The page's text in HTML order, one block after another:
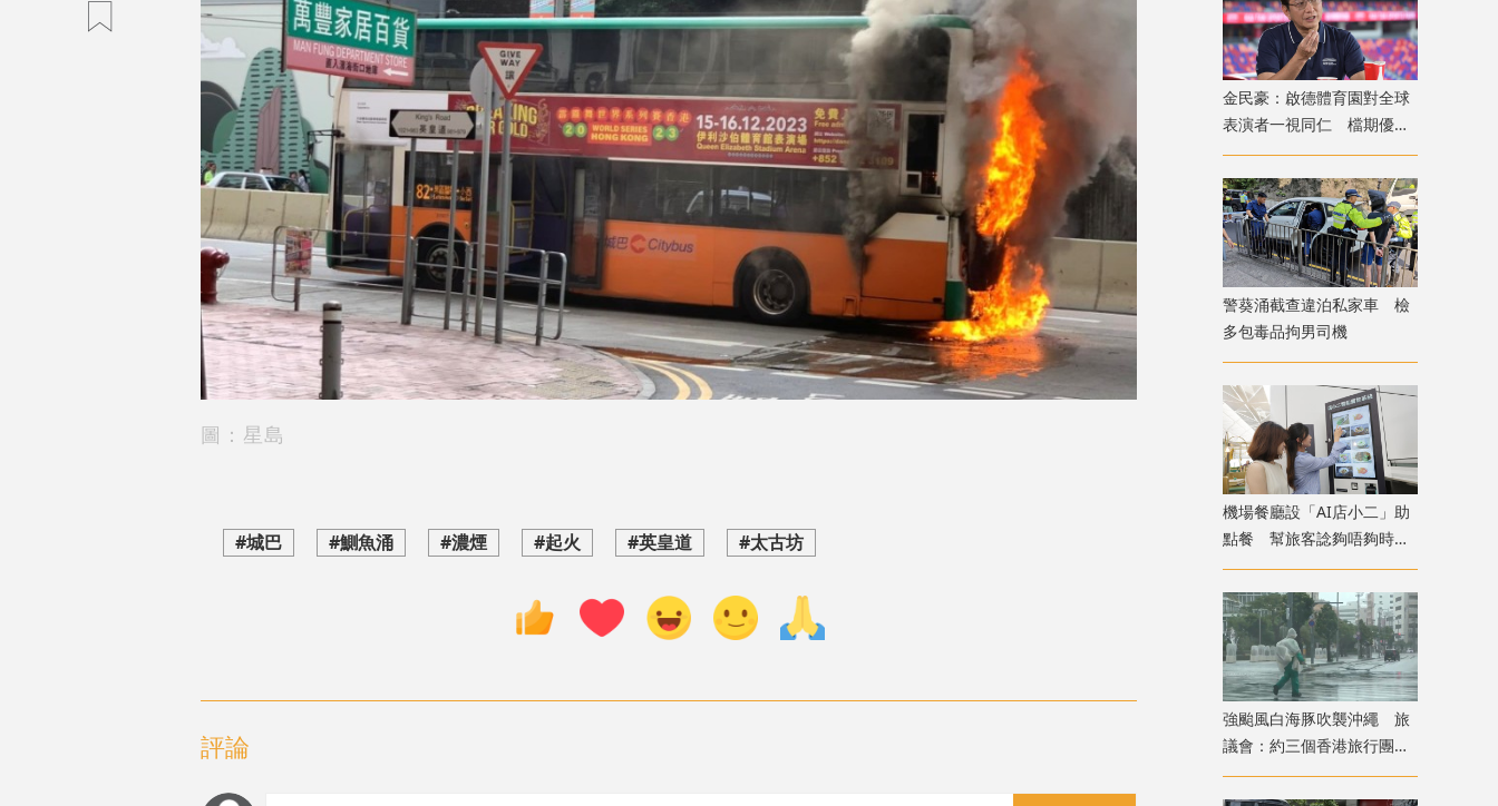
圖：星島
#城巴 #鰂魚涌 #濃煙 #起火 #英皇道 #太古坊
評論
金民豪：啟德體育園對全球
表演者一視同仁 檔期優先
給體育活動
警葵涌截查違泊私家車 檢
多包毒品拘男司機
機場餐廳設「AI店小二」助
點餐 幫旅客諗夠唔夠時間
食完先上機
強颱風白海豚吹襲沖繩 旅
議會：約三個香港旅行團在
當地全部安全